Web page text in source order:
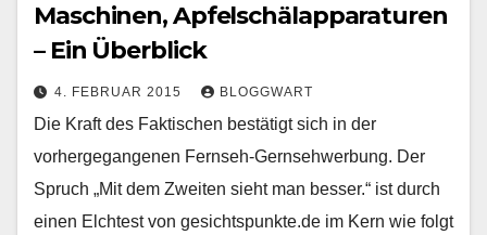
Maschinen, Apfelschälapparaturen
– Ein Überblick
4. FEBRUAR 2015 BLOGGWART
Die Kraft des Faktischen bestätigt sich in der
vorhergegangenen Fernseh-Gernsehwerbung. Der
Spruch „Mit dem Zweiten sieht man besser.“ ist durch
einen Elchtest von gesichtspunkte.de im Kern wie folgt